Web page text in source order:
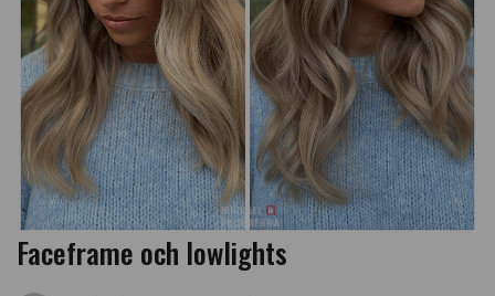
Faceframe och lowlights